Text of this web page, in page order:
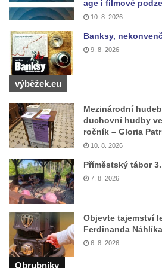
Kostel svatého Mikuláše v
Kaple Tří otců v Mikulášovicích
Kaple Matky Boží v Mikulášovicích
Kaple Andělů strážných (Fürleova
Mikulášovicích
Balzerova kaple v Mikulášovicích
Kostel svatého Václava ve Šluknově
Kostel svatého Mikuláše v Třebušíně
Klášterní kostel svatého Františka z
Zákupech
Kaple svatého Josefa u Zákup
Kostel svatých Fabiána a Šebestiána v
Zákupech
Kostel svatého Havla v Kuřívodech
Kaple Krista v žaláři u kostela Nalezení
age i filmové
10. 8. 2026
Banksy,
9. 8. 2026
výběžek.eu
Mezinárodní
duchovní hudby
ročník – Gloria
10. 8. 2026
Příměstský tábor
7. 8. 2026
Objevte tajemství
Ferdinanda Náhlíka
6. 8. 2026
Obrubniky